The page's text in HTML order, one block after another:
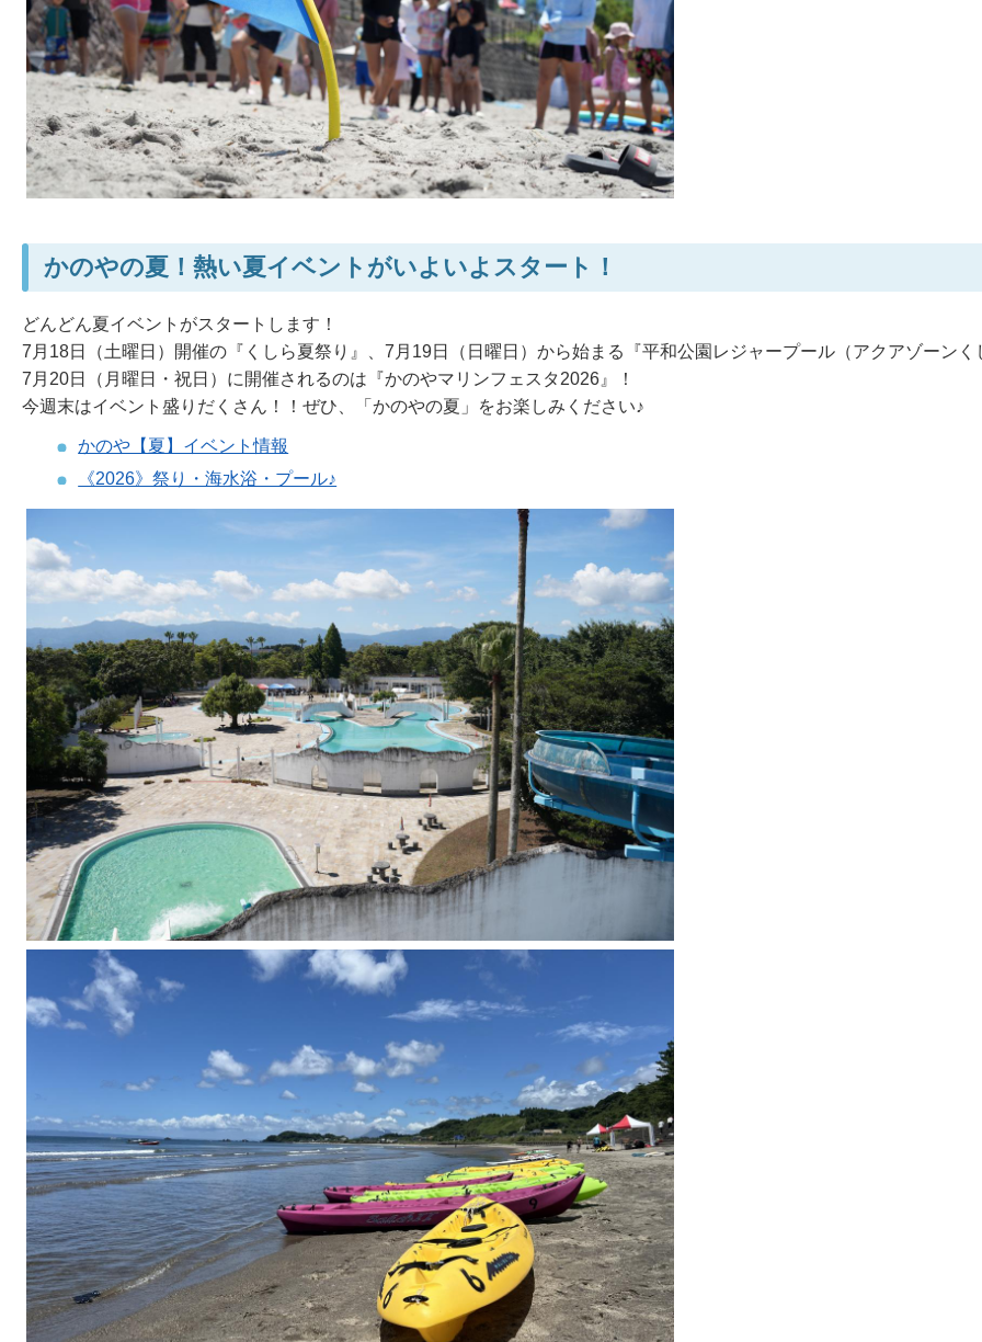
かのやの夏！熱い夏イベントがいよいよスタート！
どんどん夏イベントがスタートします！
7月18日（土曜日）開催の『くしら夏祭り』、7月19日（日曜日）から始まる『平和公園レジャープール（アクアゾーンく
7月20日（月曜日・祝日）に開催されるのは『かのやマリンフェスタ2026』！
今週末はイベント盛りだくさん！！ぜひ、「かのやの夏」をお楽しみください♪
かのや【夏】イベント情報
《2026》祭り・海水浴・プール♪